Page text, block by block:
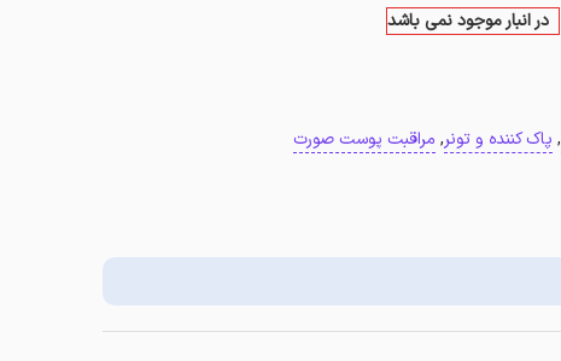
در انبار موجود نمی باشد
, پاک کننده و تونر, مراقبت پوست صورت